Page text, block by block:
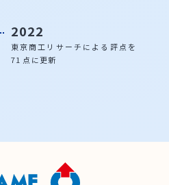
2022
東京商工リサーチによる評点を
71 点に更新